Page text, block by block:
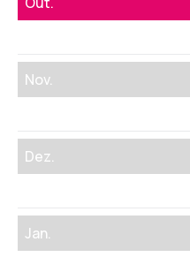
Nov.
Dez.
Jan.